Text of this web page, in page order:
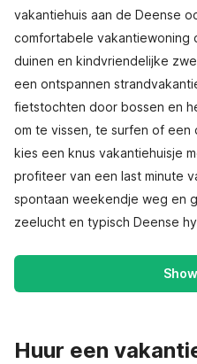
vakantiehuis aan de Deense
comfortabele vakantiewoning
duinen en kindvriendelijke
een ontspannen
fietstochten door bossen en
om te vissen, te surfen of een
kies een knus vakantiehuisje
profiteer van een last minute
spontaan weekendje weg en
zeelucht en typisch Deense
Huur een